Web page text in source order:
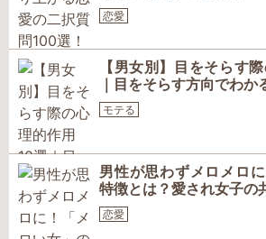
恋愛
【男女別】目をそらす
｜目をそらす方向でわか
モテる
男性が思わずメロメロ
特徴とは？愛され女子の
恋愛